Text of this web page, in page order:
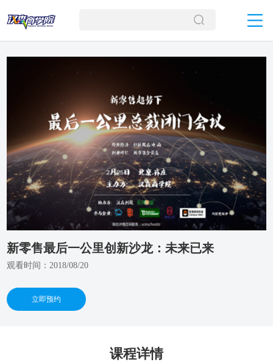
新零售最后一公里创新沙龙：未来已来
观看时间：2018/08/20
立即预约
课程详情